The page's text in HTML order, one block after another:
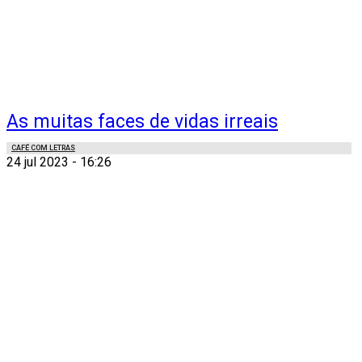
As muitas faces de vidas irreais
CAFÉ COM LETRAS
24 jul 2023 - 16:26